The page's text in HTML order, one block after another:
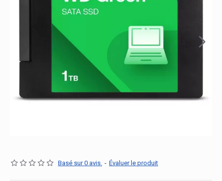
Basé sur 0 avis. - Évaluer le produit